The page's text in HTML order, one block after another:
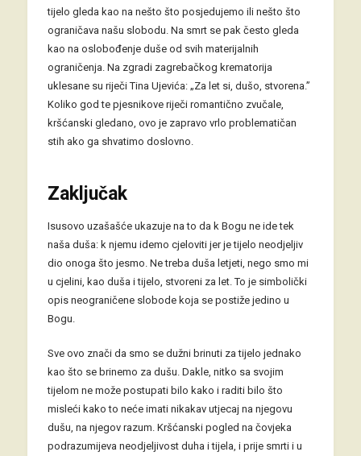
tijelo gleda kao na nešto što posjedujemo ili nešto što
ograničava našu slobodu. Na smrt se pak često gleda
kao na oslobođenje duše od svih materijalnih
ograničenja. Na zgradi zagrebačkog krematorija
uklesane su riječi Tina Ujevića: „Za let si, dušo, stvorena.”
Koliko god te pjesnikove riječi romantično zvučale,
kršćanski gledano, ovo je zapravo vrlo problematičan
stih ako ga shvatimo doslovno.
Zaključak
Isusovo uzašašće ukazuje na to da k Bogu ne ide tek
naša duša: k njemu idemo cjeloviti jer je tijelo neodjeljiv
dio onoga što jesmo. Ne treba duša letjeti, nego smo mi
u cjelini, kao duša i tijelo, stvoreni za let. To je simbolički
opis neograničene slobode koja se postiže jedino u
Bogu.
Sve ovo znači da smo se dužni brinuti za tijelo jednako
kao što se brinemo za dušu. Dakle, nitko sa svojim
tijelom ne može postupati bilo kako i raditi bilo što
misleći kako to neće imati nikakav utjecaj na njegovu
dušu, na njegov razum. Kršćanski pogled na čovjeka
podrazumijeva neodjeljivost duha i tijela, i prije smrti i u